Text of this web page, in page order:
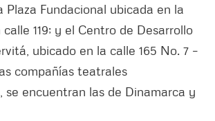
Plaza Fundacional ubicada en la
119; y el Centro de Desarrollo
ubicado en la calle 165 No. 7 –
compañías teatrales
se encuentran las de Dinamarca y